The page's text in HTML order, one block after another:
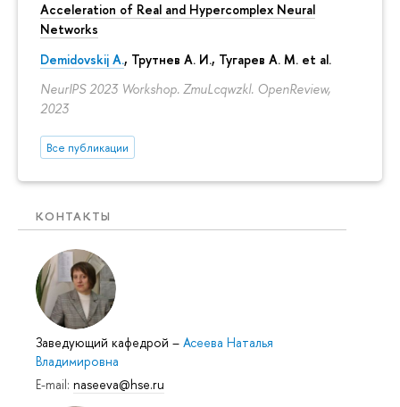
Acceleration of Real and Hypercomplex Neural
Networks
Demidovskij A., Трутнев А. И., Тугарев А. М. et al.
NeurIPS 2023 Workshop. ZmuLcqwzkl. OpenReview,
2023
Все публикации
КОНТАКТЫ
Заведующий кафедрой – Асеева Наталья
Владимировна
E-mail: naseeva@hse.ru